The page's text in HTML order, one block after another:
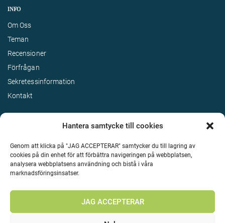
Hantera samtycke till cookies
Genom att klicka på "JAG ACCEPTERAR" samtycker du till lagring av
cookies på din enhet för att förbättra navigeringen på webbplatsen,
analysera webbplatsens användning och bistå i våra
marknadsföringsinsatser.
JAG ACCEPTERAR
INFO
Om Oss
Teman
Recensioner
Förfrågan
Sekretessinformation
Kontakt
Upphovsrätt 2026 Enjoy Travel Alla rättigheter reserverade